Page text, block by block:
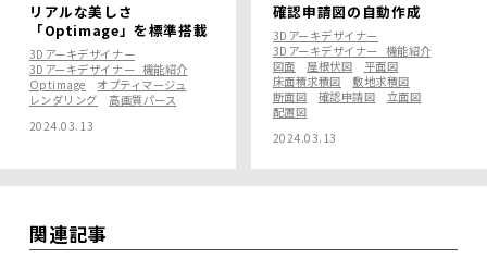
リアルな美しさ
「Optimage」を標準搭載
3Dアーキデザイナー
3Dアーキデザイナー_機能紹介
Optimage
オプティマージュ
レンダリング
高画質パース
2024.03.13
確認申請図の自動作成
3Dアーキデザイナー
3Dアーキデザイナー_機能紹介
図面
屋根伏図
平面図
床面積求積図
敷地求積図
断面図
確認申請図
立面図
配置図
2024.03.13
関連記事